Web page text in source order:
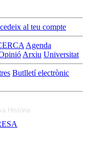
al teu compte
Agenda
Arxiu Universitat
Butlletí electrònic
Història